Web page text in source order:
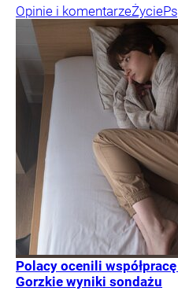
Opinie i komentarzeŻycie
Polacy ocenili
Gorzkie wyniki sondażu